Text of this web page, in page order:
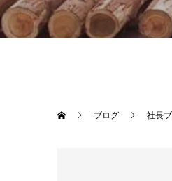
ブログ 社長